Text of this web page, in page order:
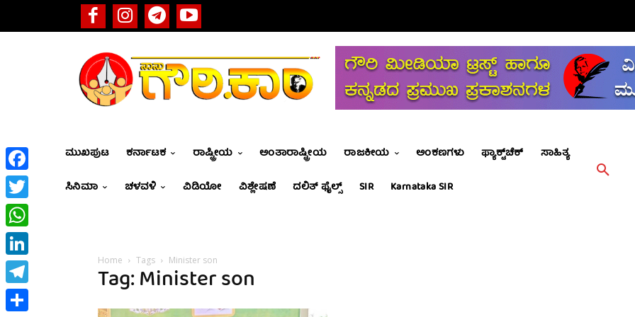
ಮುಖಪುಟ ಕರ್ನಾಟಕ ರಾಷ್ಟ್ರೀಯ ಅಂತಾರಾಷ್ಟ್ರೀಯ ರಾಜಕೀಯ ಅಂಕಣಗಳು ಫ್ಯಾಕ್ಟ್‌ಚೆಕ್
ಸಾಹಿತ್ಯ
ಸಿನಿಮಾ
ಚಳವಳಿ ವಿಡಿಯೋ ವಿಶ್ಲೇಷಣೆ ದಲಿತ್ ಫೈಲ್ಸ್ SIR Karnataka SIR
Home Tags Minister son
Tag: Minister son
Facebook
Twitter
WhatsApp
LinkedIn
Telegram